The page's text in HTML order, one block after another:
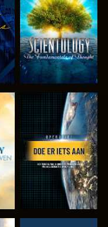
SERIE
KIJK